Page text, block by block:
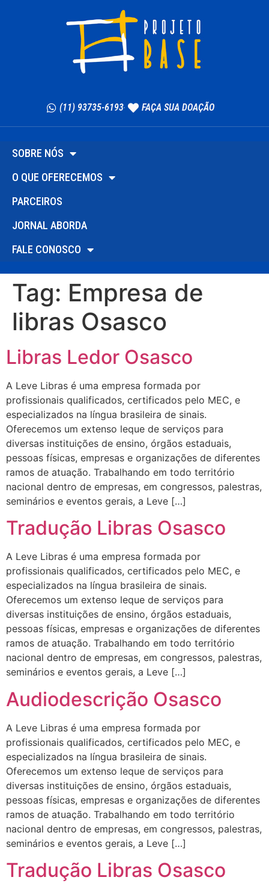
(11) 93735-6193 FAÇA SUA DOAÇÃO
SOBRE NÓS
O QUE OFERECEMOS
PARCEIROS
JORNAL ABORDA
FALE CONOSCO
Tag: Empresa de
libras Osasco
Libras Ledor Osasco
A Leve Libras é uma empresa formada por
profissionais qualificados, certificados pelo MEC, e
especializados na língua brasileira de sinais.
Oferecemos um extenso leque de serviços para
diversas instituições de ensino, órgãos estaduais,
pessoas físicas, empresas e organizações de diferentes
ramos de atuação. Trabalhando em todo território
nacional dentro de empresas, em congressos, palestras,
seminários e eventos gerais, a Leve […]
Tradução Libras Osasco
A Leve Libras é uma empresa formada por
profissionais qualificados, certificados pelo MEC, e
especializados na língua brasileira de sinais.
Oferecemos um extenso leque de serviços para
diversas instituições de ensino, órgãos estaduais,
pessoas físicas, empresas e organizações de diferentes
ramos de atuação. Trabalhando em todo território
nacional dentro de empresas, em congressos, palestras,
seminários e eventos gerais, a Leve […]
Audiodescrição Osasco
A Leve Libras é uma empresa formada por
profissionais qualificados, certificados pelo MEC, e
especializados na língua brasileira de sinais.
Oferecemos um extenso leque de serviços para
diversas instituições de ensino, órgãos estaduais,
pessoas físicas, empresas e organizações de diferentes
ramos de atuação. Trabalhando em todo território
nacional dentro de empresas, em congressos, palestras,
seminários e eventos gerais, a Leve […]
Tradução Libras Osasco